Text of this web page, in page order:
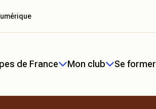
de France Mon club Se former